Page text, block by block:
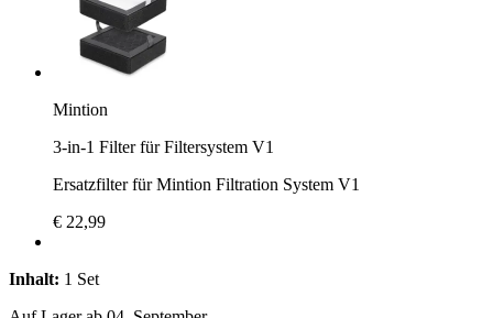
Mintion
3-in-1 Filter für Filtersystem V1
Ersatzfilter für Mintion Filtration System V1
€ 22,99
Inhalt: 1 Set